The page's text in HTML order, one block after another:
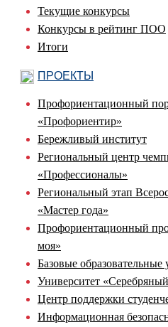
Текущие конкурсы
Конкурсы в рейтинг ПОО
Итоги
ПРОЕКТЫ
Профориентационный
«Профориентир»
Бережливый институт
Региональный центр
«Профессионалы»
Региональный этап
«Мастер года»
Профориентационный
моя»
Базовые образовательные
Университет «Серебряный
Центр поддержки
Информационная